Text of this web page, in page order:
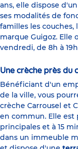
ans, elle dispose
ses modalités de
familles les couches,
marque Guigoz. Elle
vendredi, de 8h à
Une crèche près du
Bénéficiant d'un
de la ville, vous
crèche Carrousel et
en commun. Elle est
principales et à 15
dans un immeuble